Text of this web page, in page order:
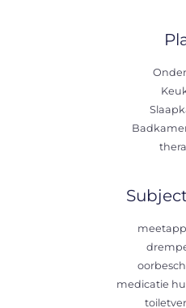
medicatie